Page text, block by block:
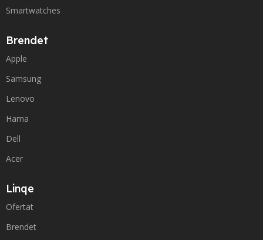
Smartwatches
Brendet
Apple
Samsung
Lenovo
Hama
Dell
Acer
Linqe
Ofertat
Brendet